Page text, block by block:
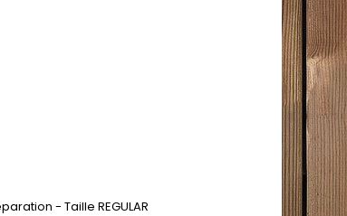
- Taille REGULAR